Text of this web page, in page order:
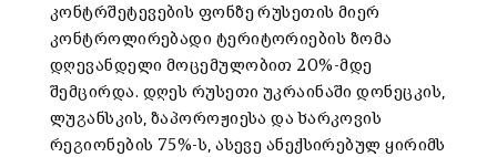
კონტრშეტევების ფონზე რუსეთის მიერ
კონტროლირებადი ტერიტორიების ზომა
დღევანდელი მოცემულობით 20%-მდე
შემცირდა. დღეს რუსეთი უკრაინაში დონეცკის,
ლუგანსკის, ზაპოროჟიესა და ხარკოვის
რეგიონების 75%-ს, ასევე ანექსირებულ ყირიმს